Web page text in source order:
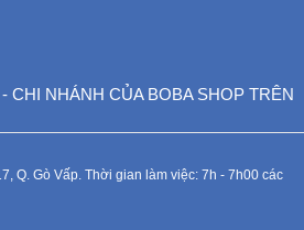
CHI NHÁNH CỦA BOBA SHOP TRÊN
Q. Gò Vấp. Thời gian làm việc: 7h - 7h00 các